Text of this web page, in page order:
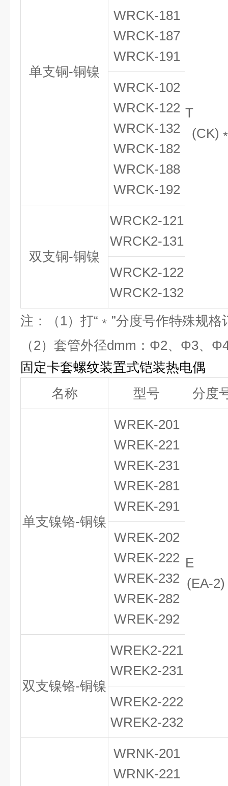
单支铜-铜镍
WRCK-181
WRCK-187
WRCK-191
T
WRCK-102
WRCK-122
WRCK-132
WRCK-182
WRCK-188
WRCK-192
双支铜-铜镍
WRCK2-121
WRCK2-131
WRCK2-122
WRCK2-132
注：（1）打“﹡”分度号作特殊规格
（2）套管外径dmm：Φ2、Φ3、
固定卡套螺纹装置式铠装热电偶
名称
型号 分度
单支镍铬-铜镍
WREK-201
WREK-221
WREK-231
WREK-281
WREK-291
E
(EA-
WREK-202
WREK-222
WREK-232
WREK-282
WREK-292
双支镍铬-铜镍
WREK2-221
WREK2-231
WREK2-222
WREK2-232
WRNK-201
WRNK-221